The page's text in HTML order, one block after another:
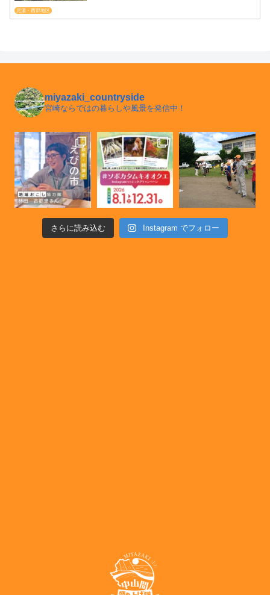
児湯・西部地区
miyazaki_countryside
宮崎ならではの暮らしや風景を発信中！
さらに読み込む Instagram でフォロー